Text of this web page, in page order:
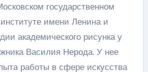
государственном
имени Ленина и
академического рисунка у
Василия Нерода. У нее
работы в сфере искусства